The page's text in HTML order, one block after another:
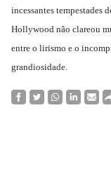
incessantes tempestades
Hollywood não clareou
entre o lirismo e o
grandiosidade.